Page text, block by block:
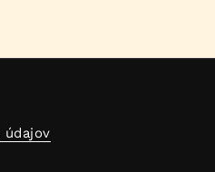
údajov